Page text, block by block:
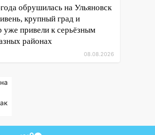
обрушилась на Ульяновск
крупный град и
уже привели к серьёзным
районах
08.08.2026